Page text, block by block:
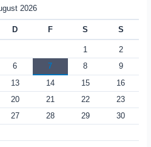
2026
D F S S
1
2
6 7 8
9
13 14 15
16
20 21 22
23
27 28 29
30